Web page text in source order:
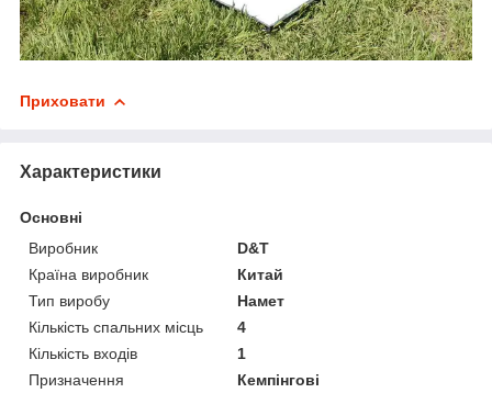
Приховати
Характеристики
Основні
Виробник
D&T
Країна виробник
Китай
Тип виробу
Намет
Кількість спальних місць
4
Кількість входів
1
Призначення
Кемпінгові